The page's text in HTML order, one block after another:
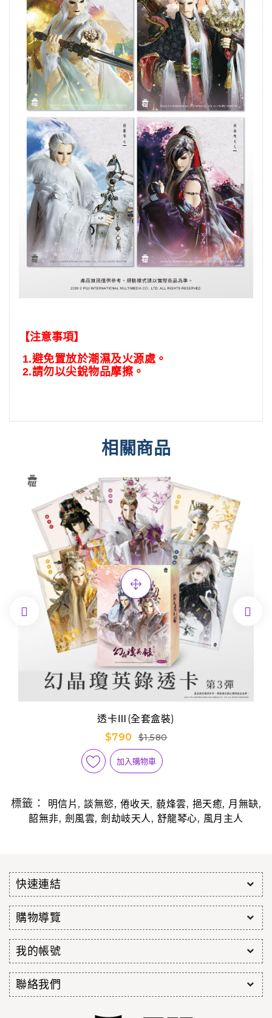
【注意事項】
1.避免置放於潮濕及火源處。
2.請勿以尖銳物品摩擦。
相關商品
透卡Ⅲ(全套盒裝)
$790
$1,580
加入購物車
 
標籤： 明信片 ,談無慾, 倦收天,藐烽雲, 挹天癒,月無缺,
韶無非, 劍風雲,劍劫岐天人, 舒龍琴心, 風月主人
快速連結
購物導覽
我的帳號
聯絡我們